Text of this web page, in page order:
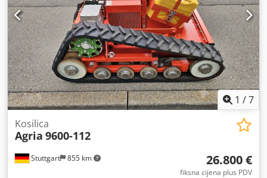
1 /7
Stuttgart 855 km
Kosilica
Agria 9600-112
26.800 €
fiksna cijena plus PDV